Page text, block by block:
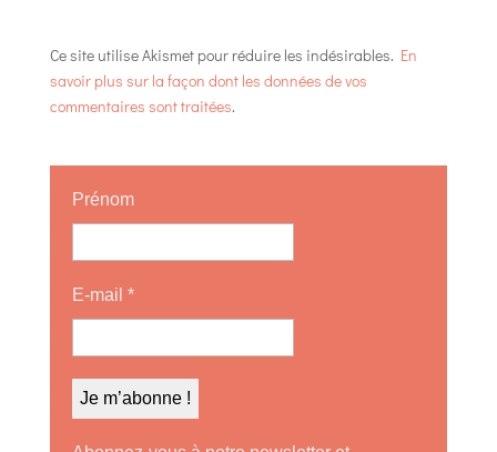
Ce site utilise Akismet pour réduire les indésirables. En
savoir plus sur la façon dont les données de vos
commentaires sont traitées.
Prénom
E-mail *